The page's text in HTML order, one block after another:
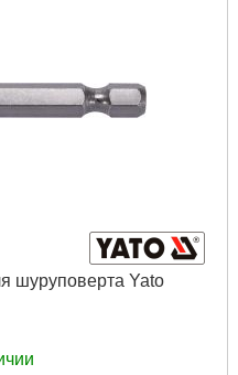
шуруповерта Yato